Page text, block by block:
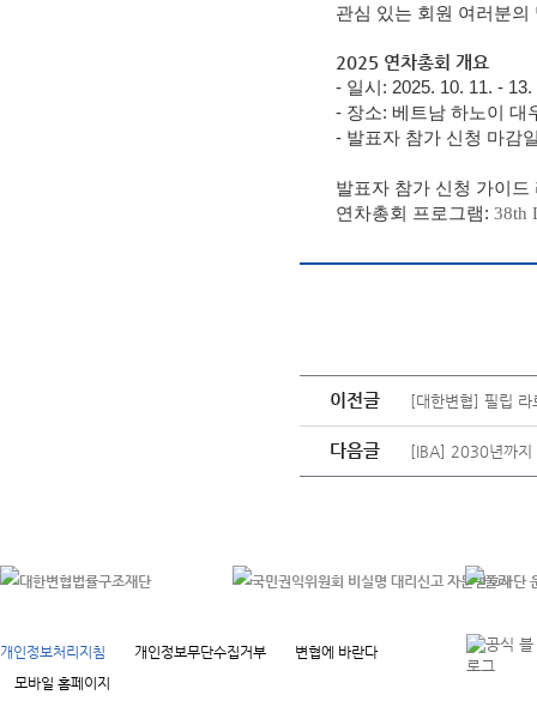
관심 있는 회원 여러분
2025 연차총회 개요
- 일시: 2025. 10. 11. - 13.
- 장소: 베트남 하노이 대
- 발표자 참가 신청 마감
발표자 참가 신청 가이
연차총회 프로그램: 38th
이전글 [대한변협] 필립
다음글 [IBA] 2030년까지
개인정보처리지침 개인정보무단수집거부
변협에 바란다
모바일 홈페이지